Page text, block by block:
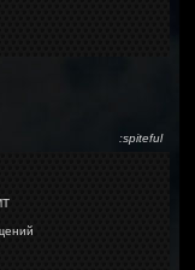
:spiteful